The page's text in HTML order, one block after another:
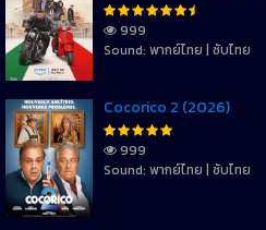
999
Sound: พากย์ไทย | ซับไทย
Cocorico 2 (2026)
999
Sound: พากย์ไทย | ซับไทย